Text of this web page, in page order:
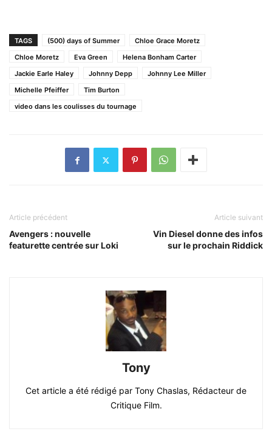
TAGS (500) days of Summer
Chloe Grace Moretz
Chloe Moretz
Eva Green
Helena Bonham Carter
Jackie Earle Haley
Johnny Depp
Johnny Lee Miller
Michelle Pfeiffer
Tim Burton
video dans les coulisses du tournage
Article précédent
Avengers : nouvelle
featurette centrée sur Loki
Article suivant
Vin Diesel donne des infos
sur le prochain Riddick
Tony
Cet article a été rédigé par Tony Chaslas, Rédacteur de
Critique Film.